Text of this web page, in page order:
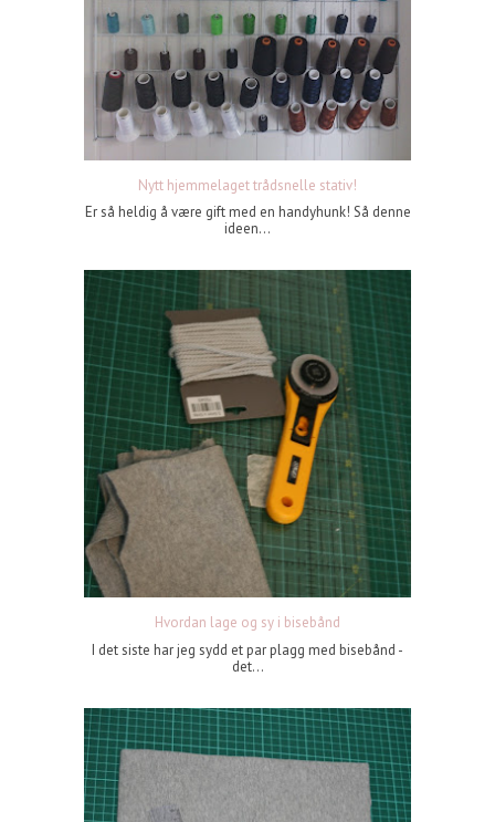
Nytt hjemmelaget trådsnelle stativ!
Er så heldig å være gift med en handyhunk! Så denne
ideen...
Hvordan lage og sy i bisebånd
I det siste har jeg sydd et par plagg med bisebånd -
det...